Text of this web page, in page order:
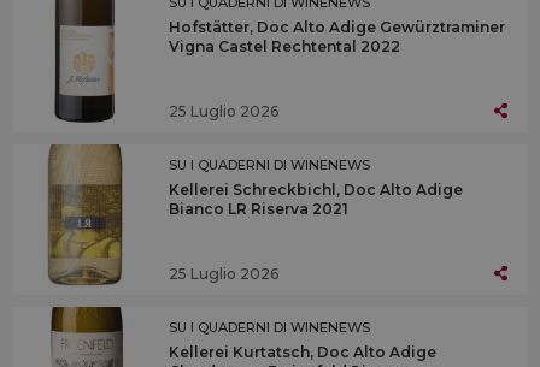
Hofstätter, Doc Alto Adige Gewürztraminer
Vigna Castel Rechtental 2022
25 Luglio 2026
SU I QUADERNI DI WINENEWS
Kellerei Schreckbichl, Doc Alto Adige
Bianco LR Riserva 2021
25 Luglio 2026
SU I QUADERNI DI WINENEWS
Kellerei Kurtatsch, Doc Alto Adige